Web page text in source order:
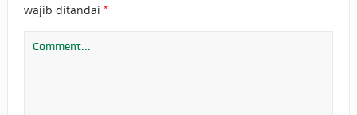
wajib ditandai *